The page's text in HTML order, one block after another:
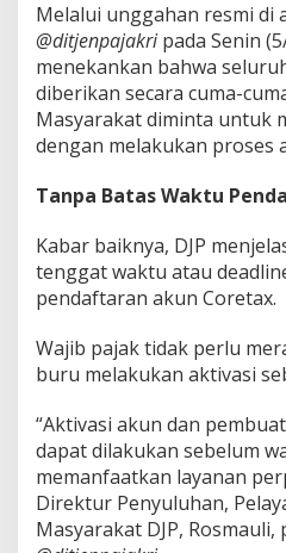
Melalui unggahan resmi di
@ditjenpajakripada Senin
menekankan bahwa
diberikan secara cuma-
Masyarakat diminta untuk
dengan melakukan proses
Tanpa Batas Waktu
Kabar baiknya, DJP
tenggat waktu atau
pendaftaran akun Coretax.
Wajib pajak tidak perlu
buru melakukan aktivasi
“Aktivasi akun dan
dapat dilakukan sebelum
memanfaatkan layanan
Direktur Penyuluhan,
Masyarakat DJP, Rosmauli,